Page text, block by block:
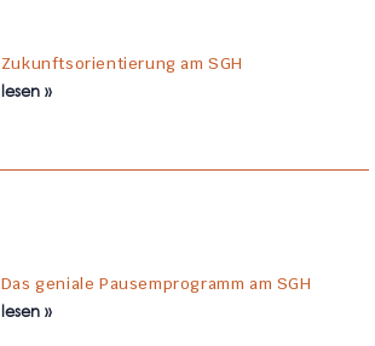
Zukunftsorientierung am SGH
lesen »
Das geniale Pausemprogramm am SGH
lesen »